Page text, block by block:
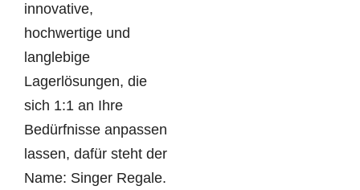
innovative,
hochwertige und
langlebige
Lagerlösungen, die
sich 1:1 an Ihre
Bedürfnisse anpassen
lassen, dafür steht der
Name: Singer Regale.